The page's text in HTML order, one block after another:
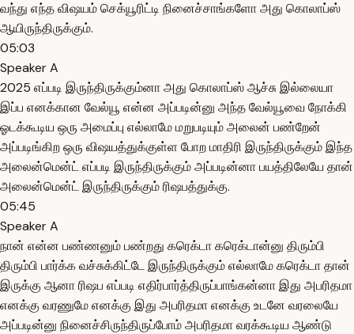
வந்து எந்த விஷயம் செக்யூரிட்டி நினைச்சாங்களோ அது கொலாப்ஸ்
ஆயிருந்திருக்கும்.
05:03
Speaker A
2025 எப்படி இருந்திருக்கும்னா அது கொலாப்ஸ் ஆச்சு இல்லையா
இப்ப எனக்கான வேல்யூ என்ன அப்படின்னு அந்த வேல்யூவை நோக்கி
ஓடக்கூடிய ஒரு அமைப்பு எல்லாமே மறுபடியும் அலைன் பண்றேன்
அப்படிங்கிற ஒரு விஷயத்துக்குள்ள போற மாதிரி இருந்திருக்கும் இந்த
அலைன்மென்ட் எப்படி இருந்திருக்கும் அப்படின்னா பயத்திலேயே தான்
அலைன்மென்ட் இருந்திருக்கும் ரிஷபத்துக்கு.
05:45
Speaker A
நான் என்ன பண்ணனும் பண்றது கரெக்டா கரெக்டான்னு திரும்பி
திரும்பி பார்க்க வச்சுக்கிட்டே இருந்திருக்கும் எல்லாமே கரெக்டா தான்
இருக்கு ஆனா ரிஷப எப்படி எதிர்பார்த்திருப்பாங்கன்னா இது அபரிதமா
எனக்கு வரணுமே எனக்கு இது அபரிதமா எனக்கு உடனே வரலையே
அப்படின்னு நினைச்சிருந்திருப்போம் அபரிதமா வரக்கூடிய ஆண்டு